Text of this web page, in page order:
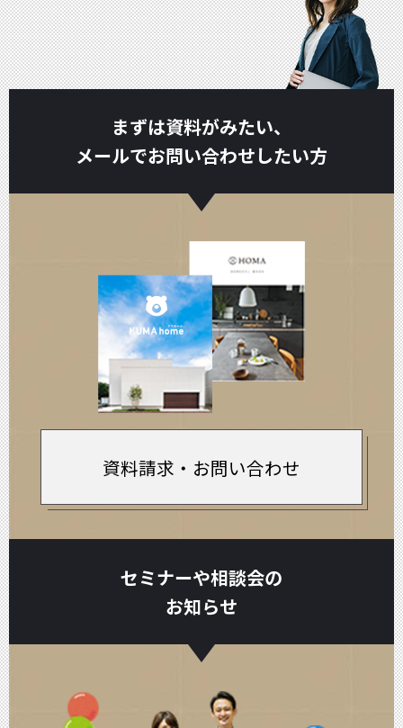
まずは資料がみたい、
メールでお問い合わせしたい方
資料請求・お問い合わせ
セミナーや相談会の
お知らせ